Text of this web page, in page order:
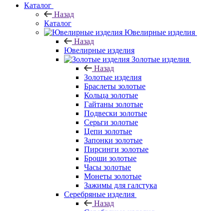
Каталог
Назад
Каталог
Ювелирные изделия
Назад
Ювелирные изделия
Золотые изделия
Назад
Золотые изделия
Браслеты золотые
Кольца золотые
Гайтаны золотые
Подвески золотые
Серьги золотые
Цепи золотые
Запонки золотые
Пирсинги золотые
Броши золотые
Часы золотые
Монеты золотые
Зажимы для галстука
Серебряные изделия
Назад